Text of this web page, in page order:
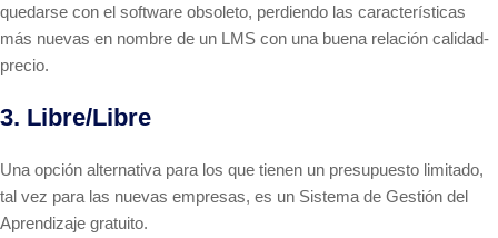
quedarse con el software obsoleto, perdiendo las características
más nuevas en nombre de un LMS con una buena relación calidad-
precio.
3. Libre/Libre
Una opción alternativa para los que tienen un presupuesto limitado,
tal vez para las nuevas empresas, es un Sistema de Gestión del
Aprendizaje gratuito.